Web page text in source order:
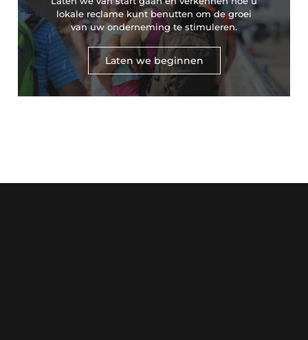
lokale reclame kunt benutten om de groei
van uw onderneming te stimuleren.
Laten we beginnen